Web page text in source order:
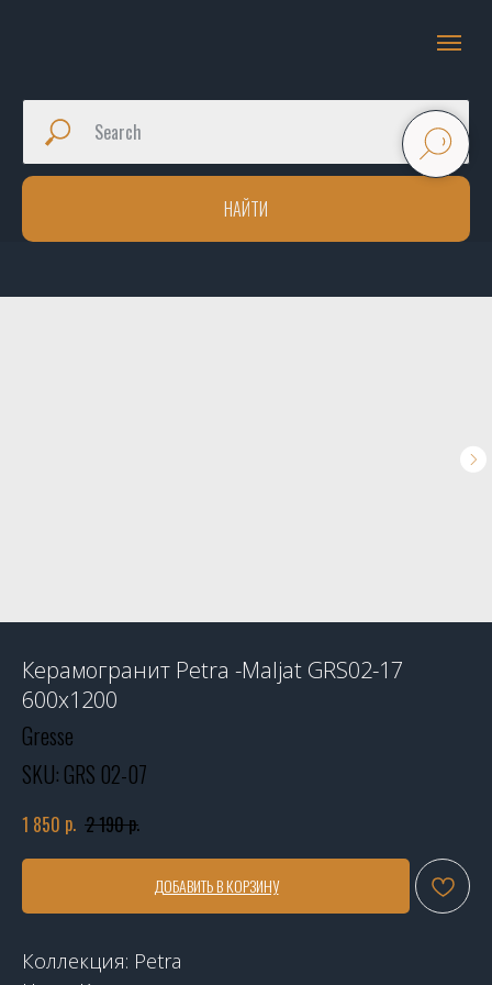
НАЙТИ
Керамогранит Petra -Maljat GRS02-17
600x1200
Gresse
SKU: GRS 02-07
1 850 р. 2 190р.
ДОБАВИТЬ В КОРЗИНУ
Коллекция: Petra